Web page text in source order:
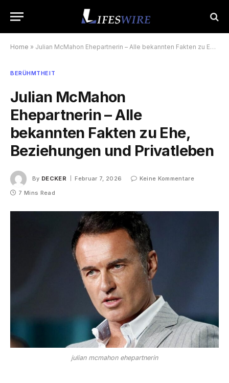
Home » Julian McMahon Ehepartnerin – Alle bekannten Fakten zu Ehe, Beziehungen und Privatleben
BERÜHMTHEIT
Julian McMahon
Ehepartnerin – Alle
bekannten Fakten zu Ehe,
Beziehungen und Privatleben
By DECKER Februar 7, 2026
Keine Kommentare
7 Mins Read
julian mcmahon ehepartnerin